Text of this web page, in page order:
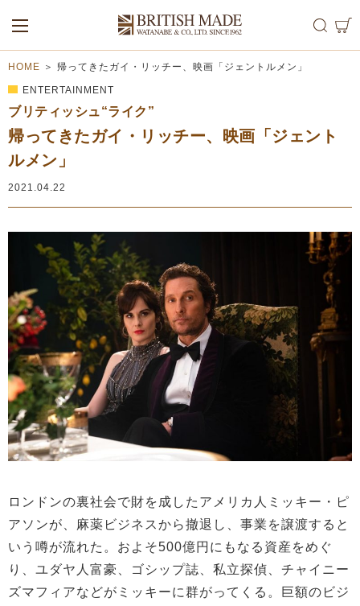
ALL MEN
WOMEN
HOME ＞ 帰ってきたガイ・リッチー、映画「ジェントルメン」
ENTERTAINMENT
ブリティッシュ“ライク”
帰ってきたガイ・リッチー、映画「ジェント
ルメン」
2021.04.22
ロンドンの裏社会で財を成したアメリカ人ミッキー・ピ
アソンが、麻薬ビジネスから撤退し、事業を譲渡すると
いう噂が流れた。およそ500億円にもなる資産をめぐ
り、ユダヤ人富豪、ゴシップ誌、私立探偵、チャイニー
ズマフィアなどがミッキーに群がってくる。巨額のビジ